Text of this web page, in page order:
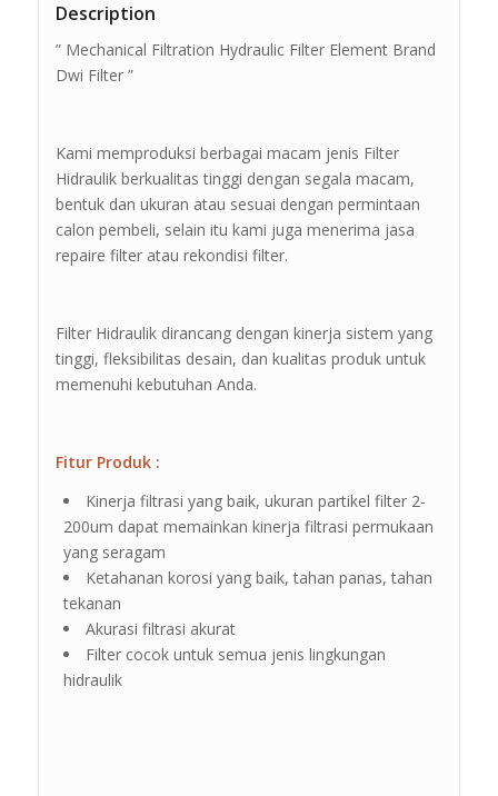
Description
” Mechanical Filtration Hydraulic Filter Element Brand
Dwi Filter ”
Kami memproduksi berbagai macam jenis Filter
Hidraulik berkualitas tinggi dengan segala macam,
bentuk dan ukuran atau sesuai dengan permintaan
calon pembeli, selain itu kami juga menerima jasa
repaire filter atau rekondisi filter.
Filter Hidraulik dirancang dengan kinerja sistem yang
tinggi, fleksibilitas desain, dan kualitas produk untuk
memenuhi kebutuhan Anda.
Fitur Produk :
Kinerja filtrasi yang baik, ukuran partikel filter 2-
200um dapat memainkan kinerja filtrasi permukaan
yang seragam
Ketahanan korosi yang baik, tahan panas, tahan
tekanan
Akurasi filtrasi akurat
Filter cocok untuk semua jenis lingkungan
hidraulik